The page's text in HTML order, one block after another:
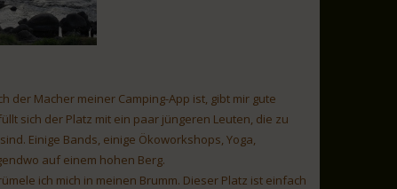
der Macher meiner Camping-App ist, gibt mir gute
sich der Platz mit ein paar jüngeren Leuten, die zu
Einige Bands, einige Ökoworkshops, Yoga,
auf einem hohen Berg.
ich mich in meinen Brumm. Dieser Platz ist einfach